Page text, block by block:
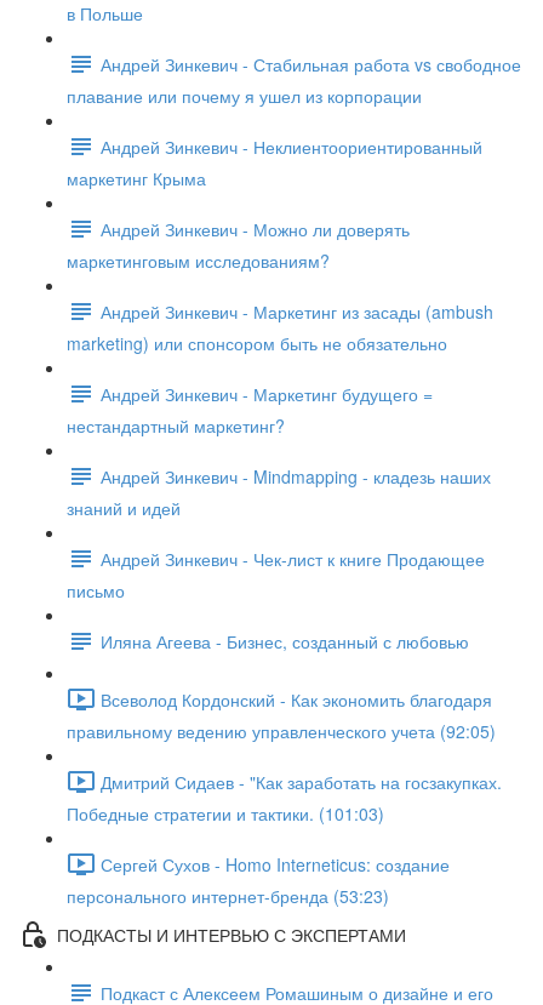
в Польше
Андрей Зинкевич - Стабильная работа vs свободное
плавание или почему я ушел из корпорации
Андрей Зинкевич - Неклиентоориентированный
маркетинг Крыма
Андрей Зинкевич - Можно ли доверять
маркетинговым исследованиям?
Андрей Зинкевич - Маркетинг из засады (ambush
marketing) или спонсором быть не обязательно
Андрей Зинкевич - Маркетинг будущего =
нестандартный маркетинг?
Андрей Зинкевич - Mindmapping - кладезь наших
знаний и идей
Андрей Зинкевич - Чек-лист к книге Продающее
письмо
Иляна Агеева - Бизнес, созданный с любовью
Всеволод Кордонский - Как экономить благодаря
правильному ведению управленческого учета (92:05)
Дмитрий Сидаев - "Как заработать на госзакупках.
Победные стратегии и тактики. (101:03)
Сергей Сухов - Homo Interneticus: создание
персонального интернет-бренда (53:23)
ПОДКАСТЫ И ИНТЕРВЬЮ С ЭКСПЕРТАМИ
Подкаст с Алексеем Ромашиным о дизайне и его